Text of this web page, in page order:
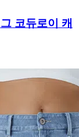
코듀로이 캐